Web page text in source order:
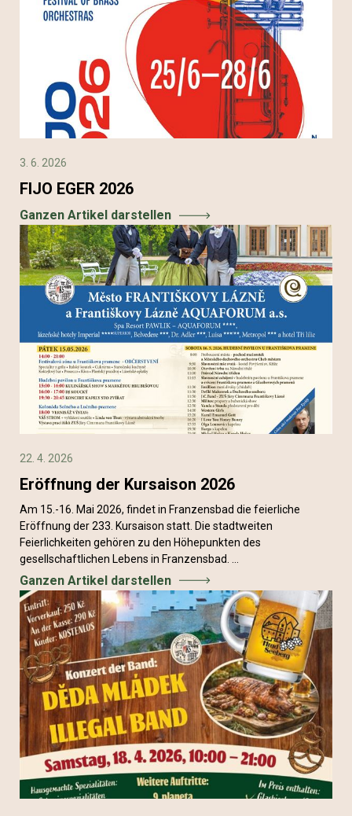
3. 6. 2026
FIJO EGER 2026
Ganzen Artikel darstellen
22. 4. 2026
Eröffnung der Kursaison 2026
Am 15.-16. Mai 2026, findet in Franzensbad die feierliche
Eröffnung der 233. Kursaison statt. Die stadtweiten
Feierlichkeiten gehören zu den Höhepunkten des
gesellschaftlichen Lebens in Franzensbad. ...
Ganzen Artikel darstellen